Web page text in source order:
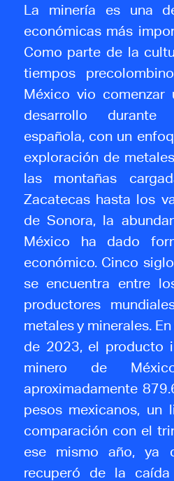
La minería es una
económicas más
Como parte de la
tiempos
México vio comenzar
desarrollo durante
española, con un
exploración de
las montañas
Zacatecas hasta los
de Sonora, la
México ha dado
económico. Cinco
se encuentra entre
productores
metales y minerales.
de 2023, el producto
minero de
aproximadamente
pesos mexicanos, un
comparación con el
ese mismo año, ya
recuperó de la caída